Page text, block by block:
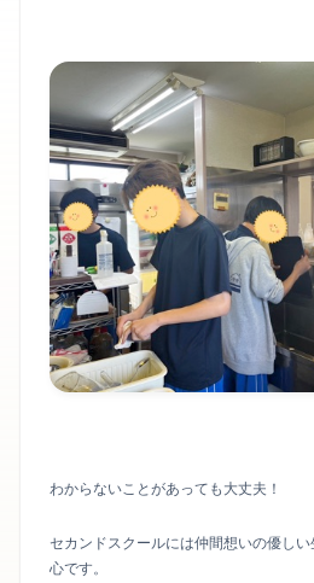
わからないことがあっても大丈夫！
セカンドスクールには仲間想いの優し
心です。